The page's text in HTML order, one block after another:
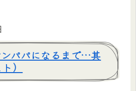
ンパパになるまで…其
）